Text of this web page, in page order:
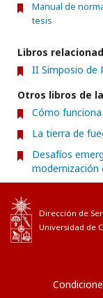
Manual de
tesis
Libros
II Simposio de
Otros libros de
Cómo
La tierra de
Desafíos
modernización
Dirección de
Universidad de